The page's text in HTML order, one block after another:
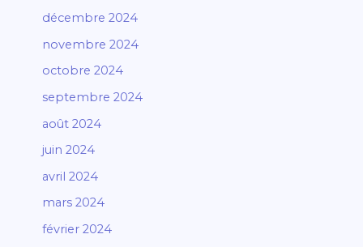
décembre 2024
novembre 2024
octobre 2024
septembre 2024
août 2024
juin 2024
avril 2024
mars 2024
février 2024